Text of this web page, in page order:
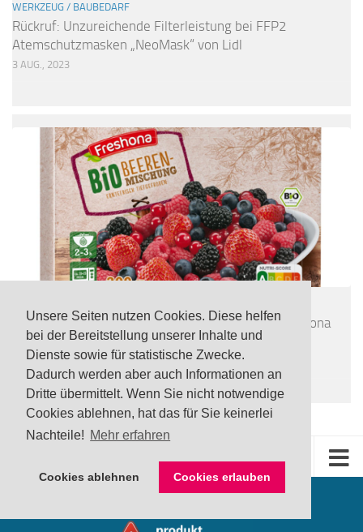
Unsere Seiten nutzen Cookies. Diese helfen
bei der Bereitstellung unserer Inhalte und
Dienste sowie für statistische Zwecke.
Dadurch werden aber auch Informationen an
Dritte übermittelt. Wenn Sie nicht notwendige
Cookies ablehnen, hat das für Sie keinerlei
Nachteile! Mehr erfahren
Cookies ablehnen Cookies erlauben
WERKZEUG / BAUBEDARF
Rückruf: Unzureichende Filterleistung bei FFP2
Atemschutzmasken „NeoMask“ von Lidl
3 AUG., 2023
UPDATE Rückruf: Noroviren in tiefgefrorener Freshona
Bio Beerenmischung via Lidl
24 JULI, 2026